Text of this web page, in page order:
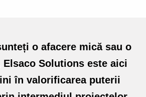
o afacere mică sau o
Solutions este aici
în valorificarea puterii